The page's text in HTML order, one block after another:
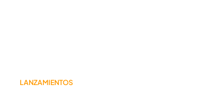
LANZAMIENTOS